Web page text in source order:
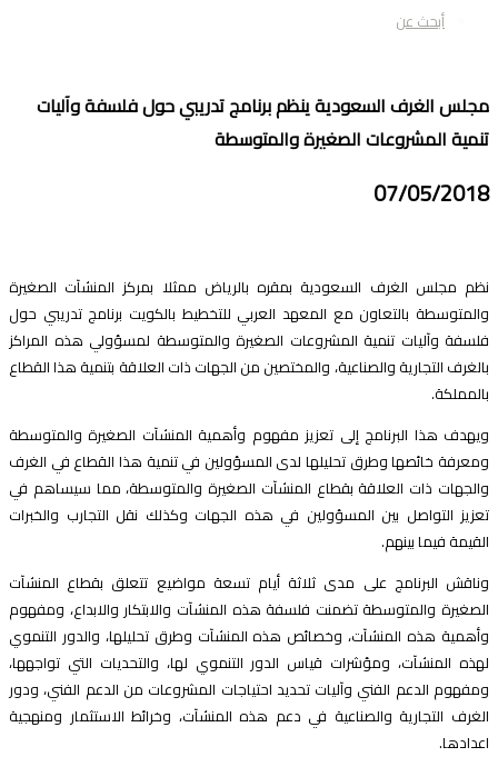
أبحث عن
الغرف السعودية ينظم برنامج تدريبي حول فلسفة وآليات
المشروعات الصغيرة والمتوسطة
07/05/
مجلس الغرف السعودية بمقره بالرياض ممثلا بمركز المنشآت الصغيرة
بالتعاون مع المعهد العربي للتخطيط بالكويت برنامج تدريبي حول
وآليات تنمية المشروعات الصغيرة والمتوسطة لمسؤولي هذه المراكز
التجارية والصناعية، والمختصين من الجهات ذات العلاقة بتنمية هذا القطاع
هذا البرنامج إلى تعزيز مفهوم وأهمية المنشآت الصغيرة والمتوسطة
خائصها وطرق تحليلها لدى المسؤولين في تنمية هذا القطاع في الغرف
ذات العلاقة بقطاع المنشآت الصغيرة والمتوسطة، مما سيساهم في
التواصل بين المسؤولين في هذه الجهات وكذلك نقل التجارب والخبرات
فيما بينهم.
البرنامج على مدى ثلاثة أيام تسعة مواضيع تتعلق بقطاع المنشآت
والمتوسطة تضمنت فلسفة هذه المنشآت والابتكار والابداع، ومفهوم
هذه المنشآت، وخصائص هذه المنشآت وطرق تحليلها، والدور التنموي
المنشآت، ومؤشرات قياس الدور التنموي لها، والتحديات التي تواجهها،
الدعم الفني وآليات تحديد احتياجات المشروعات من الدعم الفني، ودور
التجارية والصناعية في دعم هذه المنشآت، وخرائط الاستثمار ومنهجية